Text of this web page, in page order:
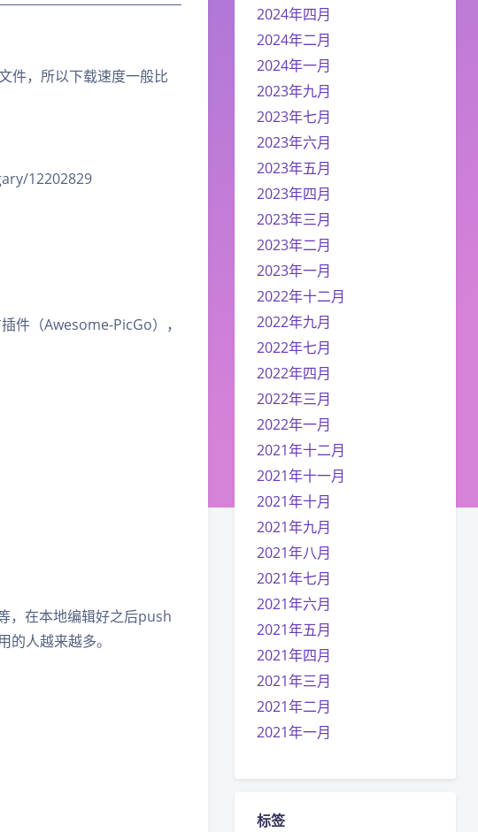
2024年四月
2024年二月
2024年一月
2023年九月
2023年七月
2023年六月
2023年五月
2023年四月
2023年三月
2023年二月
2023年一月
2022年十二月
2022年九月
2022年七月
2022年四月
2022年三月
2022年一月
2021年十二月
2021年十一月
2021年十月
2021年九月
2021年八月
2021年七月
2021年六月
2021年五月
2021年四月
2021年三月
2021年二月
2021年一月
标签
件，所以下载速度一般比
12202829
件（Awesome-PicGo），
，在本地编辑好之后push
人越来越多。